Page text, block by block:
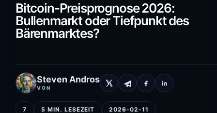
Bitcoin-Preisprognose 2026:
Bullenmarkt oder Tiefpunkt des
Bärenmarktes?
Steven Andros
VON
7 5 MIN. LESEZEIT 2026-02-11